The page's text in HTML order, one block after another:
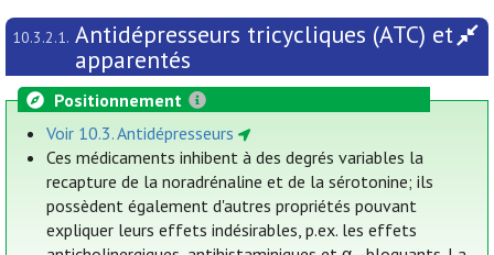
10.3.2.1. Antidépresseurs tricycliques (ATC) et
apparentés
Positionnement
Voir 10.3. Antidépresseurs
Ces médicaments inhibent à des degrés variables la
recapture de la noradrénaline et de la sérotonine; ils
possèdent également d'autres propriétés pouvant
expliquer leurs effets indésirables, p.ex. les effets